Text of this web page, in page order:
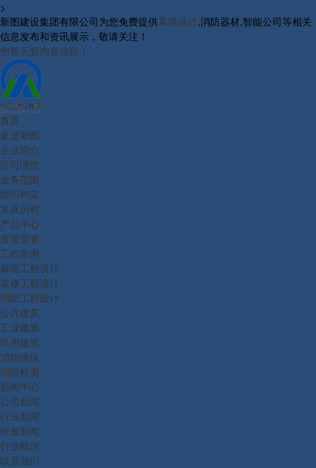
>
新图建设集团有限公司为您免费提供幕墙设计,消防器材,智能公司等相关
信息发布和资讯展示，敬请关注！
您暂无新询盘信息！
首页
走进新图
企业简介
公司理念
业务范围
组织构架
发展历程
产品中心
资质荣誉
工程案例
幕墙工程设计
装修工程设计
消防工程设计
公共建筑
工业建筑
民用建筑
消防维保
消防检测
新闻中心
公司新闻
行业新闻
研发新闻
行业概况
联系我们